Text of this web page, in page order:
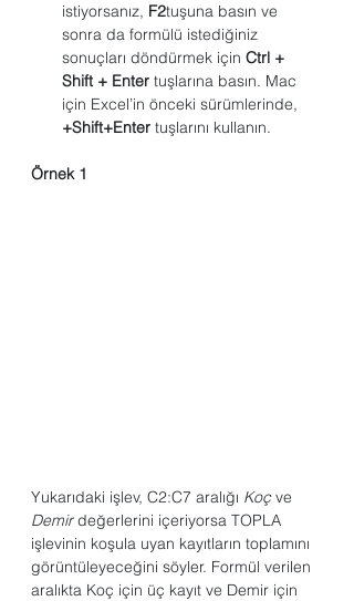
istiyorsanız, F2tuşuna basın ve
sonra da formülü istediğiniz
sonuçları döndürmek için Ctrl +
Shift + Enter tuşlarına basın. Mac
için Excel’in önceki sürümlerinde,
+Shift+Enter tuşlarını kullanın.
Örnek 1
Yukarıdaki işlev, C2:C7 aralığı Koç ve
Demir değerlerini içeriyorsa TOPLA
işlevinin koşula uyan kayıtların toplamını
görüntüleyeceğini söyler. Formül verilen
aralıkta Koç için üç kayıt ve Demir için